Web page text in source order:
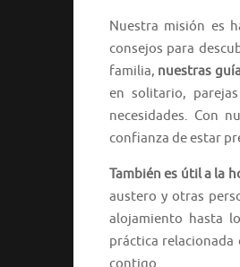
Nuestra misión es
consejos para
familia, nuestras
en solitario,
necesidades. Con
confianza de estar
También es útil a la
austero y otras
alojamiento hasta
práctica relacionada